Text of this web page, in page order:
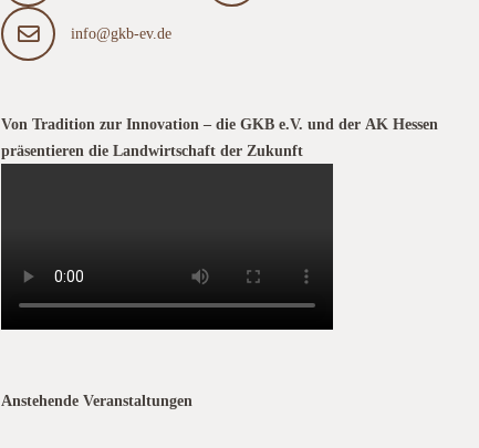
info@gkb-ev.de
Von Tradition zur Innovation – die GKB e.V. und der AK Hessen
präsentieren die Landwirtschaft der Zukunft
Anstehende Veranstaltungen